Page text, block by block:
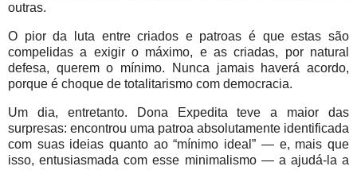
outras.
O pior da luta entre criados e patroas é que estas são
compelidas a exigir o máximo, e as criadas, por natural
defesa, querem o mínimo. Nunca jamais haverá acordo,
porque é choque de totalitarismo com democracia.
Um dia, entretanto. Dona Expedita teve a maior das
surpresas: encontrou uma patroa absolutamente identificada
com suas ideias quanto ao “mínimo ideal” — e, mais que
isso, entusiasmada com esse minimalismo — a ajudá-la a